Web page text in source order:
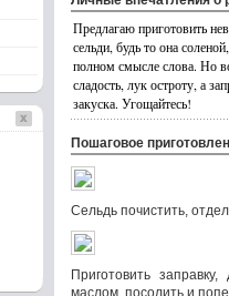
Предлагаю приготовить
сельди, будь то она
полном смысле слова. Но
сладость, лук остроту, а
закуска. Угощайтесь!
Пошаговое
Сельдь почистить,
Приготовить
маслом, посолить и